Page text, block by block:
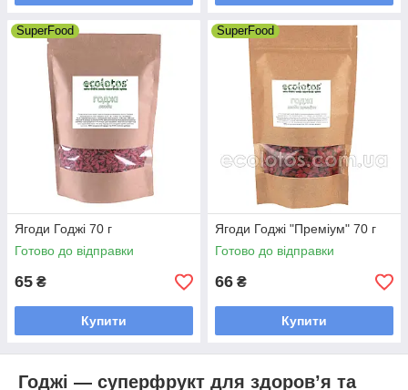
SuperFood
Ягоди Годжі 70 г
Готово до відправки
65 ₴
Купити
SuperFood
Ягоди Годжі "Преміум" 70 г
Готово до відправки
66 ₴
Купити
Годжі — суперфрукт для здоров’я та